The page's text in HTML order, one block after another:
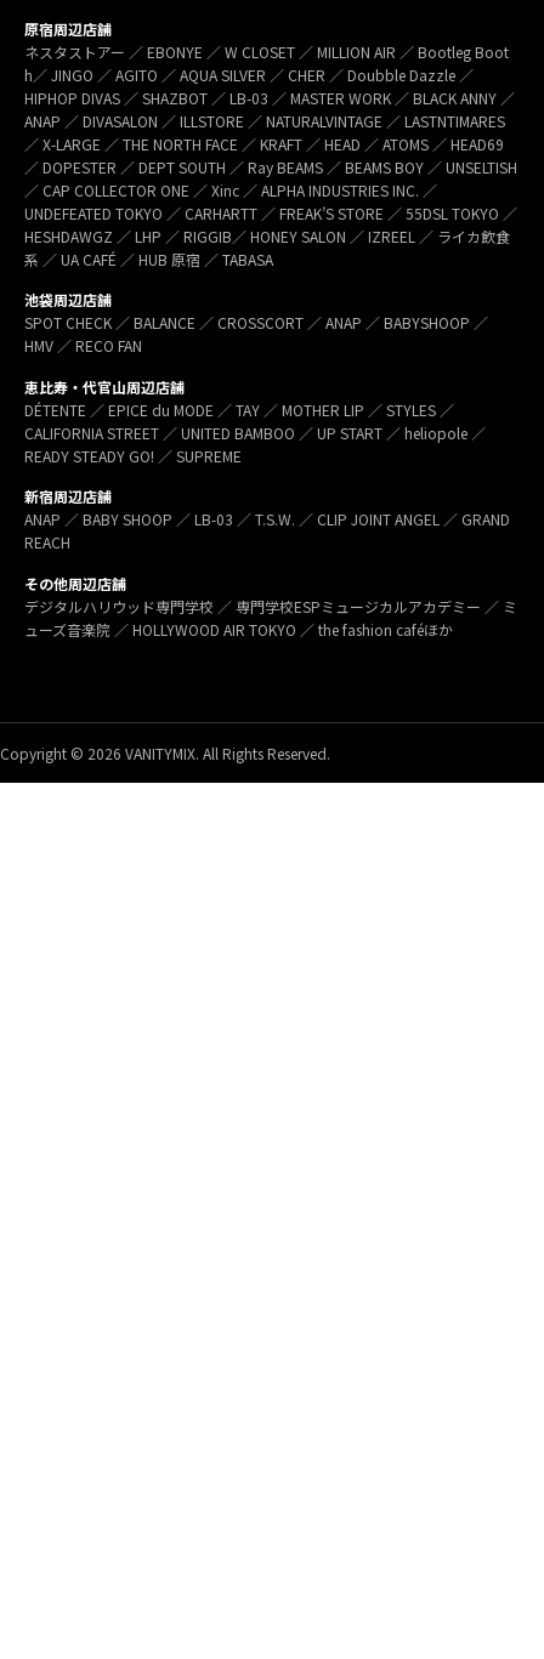
原宿周辺店舗
ネスタストアー ／ EBONYE ／ W CLOSET ／ MILLION AIR ／ Bootleg Boot
h／ JINGO ／ AGITO ／ AQUA SILVER ／ CHER ／ Doubble Dazzle ／
HIPHOP DIVAS ／ SHAZBOT ／ LB-03 ／ MASTER WORK ／ BLACK ANNY ／
ANAP ／ DIVASALON ／ ILLSTORE ／ NATURALVINTAGE ／ LASTNTIMARES
／ X-LARGE ／ THE NORTH FACE ／ KRAFT ／ HEAD ／ ATOMS ／ HEAD69
／ DOPESTER ／ DEPT SOUTH ／ Ray BEAMS ／ BEAMS BOY ／ UNSELTISH
／ CAP COLLECTOR ONE ／ Xinc ／ ALPHA INDUSTRIES INC. ／
UNDEFEATED TOKYO ／ CARHARTT ／ FREAK’S STORE ／ 55DSL TOKYO ／
HESHDAWGZ ／ LHP ／ RIGGIB／ HONEY SALON ／ IZREEL ／ ライカ飲食
系 ／ UA CAFÉ ／ HUB 原宿 ／ TABASA
池袋周辺店舗
SPOT CHECK ／ BALANCE ／ CROSSCORT ／ ANAP ／ BABYSHOOP ／
HMV ／ RECO FAN
恵比寿・代官山周辺店舗
DÉTENTE ／ EPICE du MODE ／ TAY ／ MOTHER LIP ／ STYLES ／
CALIFORNIA STREET ／ UNITED BAMBOO ／ UP START ／ heliopole ／
READY STEADY GO! ／ SUPREME
新宿周辺店舗
ANAP ／ BABY SHOOP ／ LB-03 ／ T.S.W. ／ CLIP JOINT ANGEL ／ GRAND
REACH
その他周辺店舗
デジタルハリウッド専門学校 ／ 専門学校ESPミュージカルアカデミー ／ ミ
ューズ音楽院 ／ HOLLYWOOD AIR TOKYO ／ the fashion caféほか
Copyright © 2026 VANITYMIX. All Rights Reserved.